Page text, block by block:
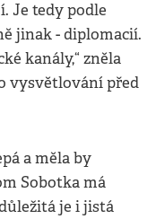
Je tedy podle
jinak - diplomacií.
kanály,“ zněla
vysvětlování před
a měla by
Sobotka má
je i jistá